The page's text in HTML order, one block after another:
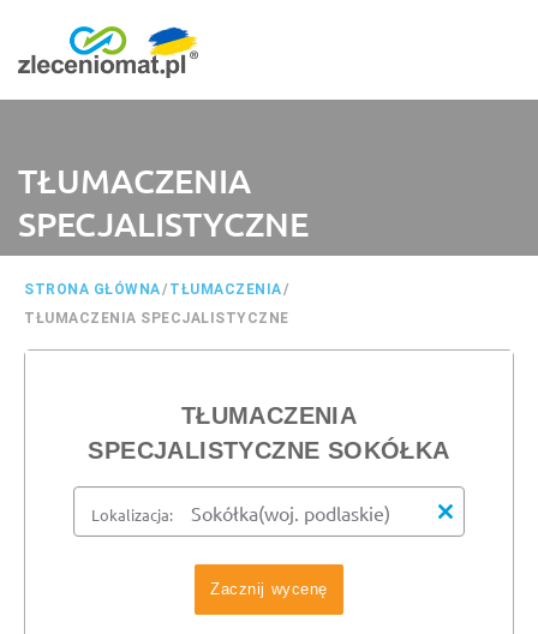
TŁUMACZENIA
SPECJALISTYCZNE
STRONA GŁÓWNA/ TŁUMACZENIA/
TŁUMACZENIA SPECJALISTYCZNE
TŁUMACZENIA
SPECJALISTYCZNE SOKÓŁKA
Lokalizacja:
Zacznij wycenę